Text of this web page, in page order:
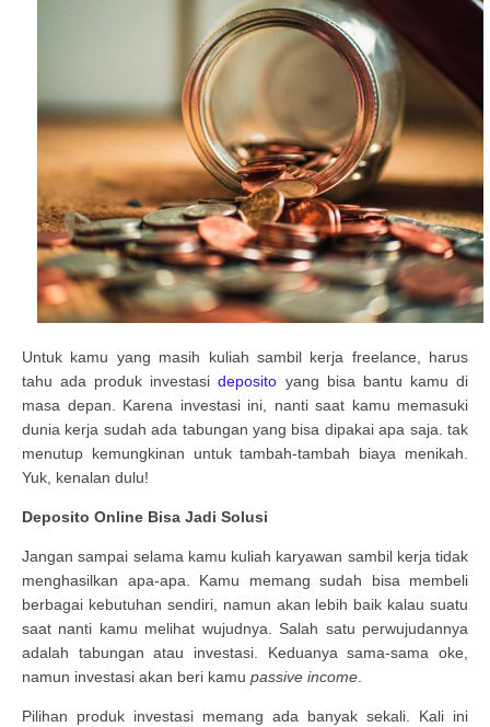
Untuk kamu yang masih kuliah sambil kerja freelance, harus
tahu ada produk investasideposito yang bisa bantu kamu di
masa depan. Karena investasi ini, nanti saat kamu memasuki
dunia kerja sudah ada tabungan yang bisa dipakai apa saja. tak
menutup kemungkinan untuk tambah-tambah biaya menikah.
Yuk, kenalan dulu!
Deposito Online Bisa Jadi Solusi
Jangan sampai selama kamu kuliah karyawan sambil kerja tidak
menghasilkan apa-apa. Kamu memang sudah bisa membeli
berbagai kebutuhan sendiri, namun akan lebih baik kalau suatu
saat nanti kamu melihat wujudnya. Salah satu perwujudannya
adalah tabungan atau investasi. Keduanya sama-sama oke,
namun investasi akan beri kamu passive income.
Pilihan produk investasi memang ada banyak sekali. Kali ini